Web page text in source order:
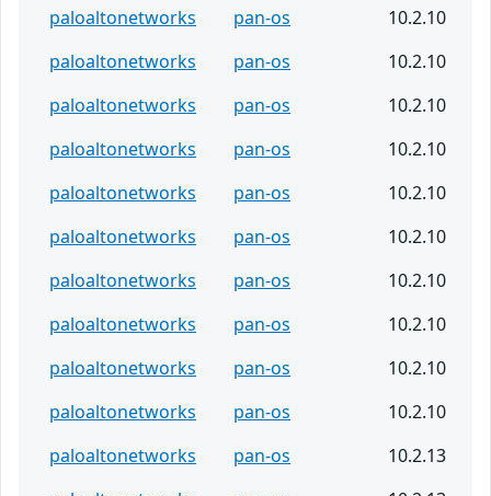
paloaltonetworks
pan-os
10.2.10
paloaltonetworks
pan-os
10.2.10
paloaltonetworks
pan-os
10.2.10
paloaltonetworks
pan-os
10.2.10
paloaltonetworks
pan-os
10.2.10
paloaltonetworks
pan-os
10.2.10
paloaltonetworks
pan-os
10.2.10
paloaltonetworks
pan-os
10.2.10
paloaltonetworks
pan-os
10.2.10
paloaltonetworks
pan-os
10.2.10
paloaltonetworks
pan-os
10.2.13